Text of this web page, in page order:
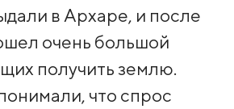
в Архаре, и после
очень большой
получить землю.
что спрос